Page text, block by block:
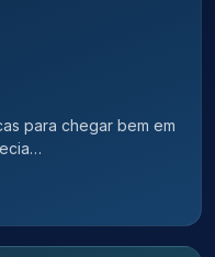
para chegar bem em